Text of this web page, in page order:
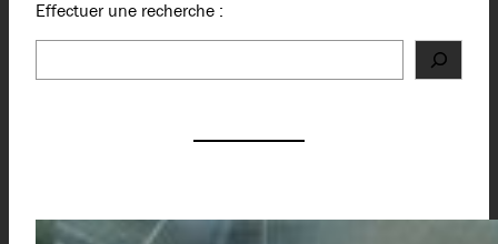
Effectuer une recherche :